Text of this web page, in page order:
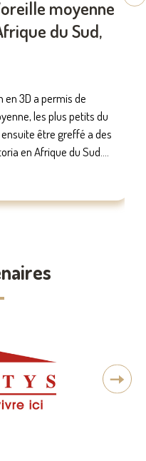
moyenne
du Sud,
en 3D a permis de
les plus petits du
être greffé a des
en Afrique du Sud....